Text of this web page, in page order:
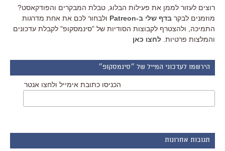
רוצים לעזור לממן את פעילות הבלוג, טבלת המבקרים והפודקאסט?
מוזמנים לבקר בדף שלי ב-Patreon
ולבחור לכם את אחת מדרגות
התמיכה, ולהצטרף לקבוצות הסודיות של "סינמסקופ" לקבלת עדכונים
והמלצות פרטיות. לחצו כאן
הירשמו לעדכוני המייל של ״סינמסקופ״
הכניסו כתובת אימייל ולחצו אנטר
תגובות אחרונות